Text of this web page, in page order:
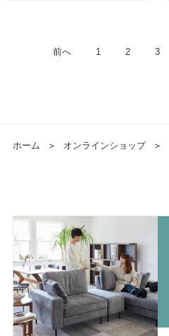
前へ 1 2 3
ホーム ＞ オンラインショップ ＞